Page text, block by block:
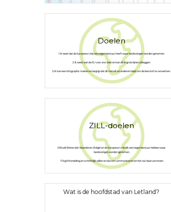
Doelen
1. Ik weet dat de Europese Unie een eigen bestuur heeft waar beslissingen worden genomen.
2. Ik weet wat de EU voor ons doet en kan dit in grote lijnen uitleggen.
3. Ik kan een infographic maken en begrijp dat dit mezelf en anderen helpt om de leerstof te verwerken.
ZILL-doelen
OWsa9 Weten dat Vlaanderen, België en de Europese Unie elk een eigen bestuur hebben waar
beslissingen worden genomen.
TOtg4 Mondeling en schriftelijk willen en durven communiceren en het nut daarvan inzien
Wat is de hoofdstad van Letland?